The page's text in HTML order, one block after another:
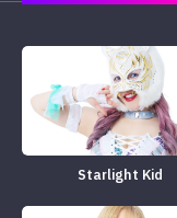
Starlight Kid